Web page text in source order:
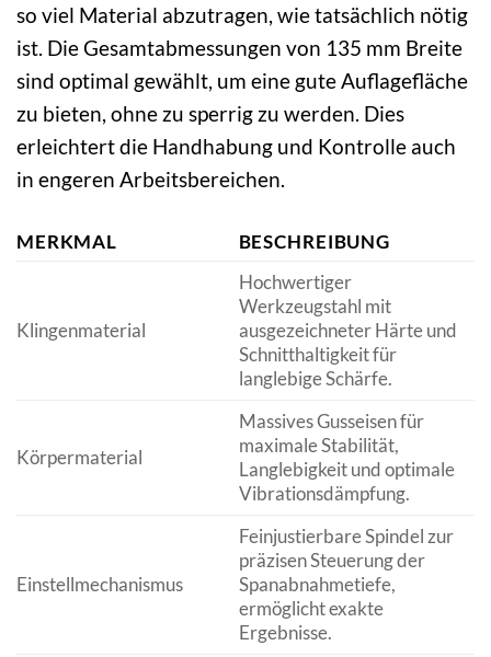
so viel Material abzutragen, wie tatsächlich nötig
ist. Die Gesamtabmessungen von 135 mm Breite
sind optimal gewählt, um eine gute Auflagefläche
zu bieten, ohne zu sperrig zu werden. Dies
erleichtert die Handhabung und Kontrolle auch
in engeren Arbeitsbereichen.
MERKMAL BESCHREIBUNG
Klingenmaterial
Hochwertiger
Werkzeugstahl mit
ausgezeichneter Härte und
Schnitthaltigkeit für
langlebige Schärfe.
Körpermaterial
Massives Gusseisen für
maximale Stabilität,
Langlebigkeit und optimale
Vibrationsdämpfung.
Einstellmechanismus
Feinjustierbare Spindel zur
präzisen Steuerung der
Spanabnahmetiefe,
ermöglicht exakte
Ergebnisse.